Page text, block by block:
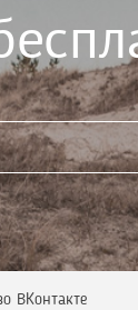
ВКонтакте